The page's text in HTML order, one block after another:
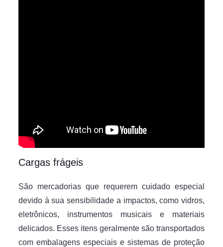
Cargas frágeis
São mercadorias que requerem cuidado especial
devido à sua sensibilidade a impactos, como vidros,
eletrônicos, instrumentos musicais e materiais
delicados. Esses itens geralmente são transportados
com embalagens especiais e sistemas de proteção